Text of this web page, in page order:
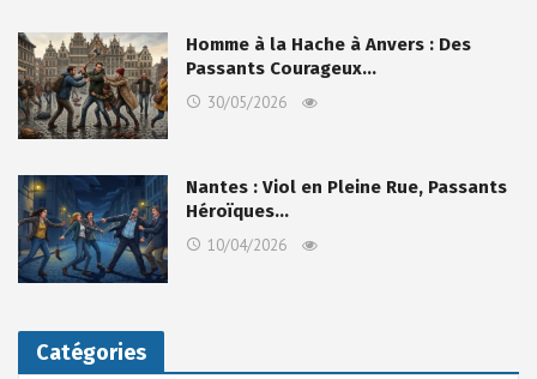
Homme à la Hache à Anvers : Des
Passants Courageux…
30/05/2026
Nantes : Viol en Pleine Rue, Passants
Héroïques…
10/04/2026
Catégories